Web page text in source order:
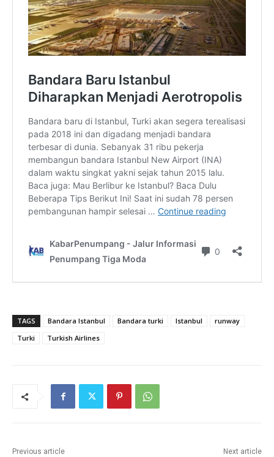
TAGS Bandara Istanbul Bandara turki Istanbul
runway
Turki
Turkish Airlines
Previous article Next article